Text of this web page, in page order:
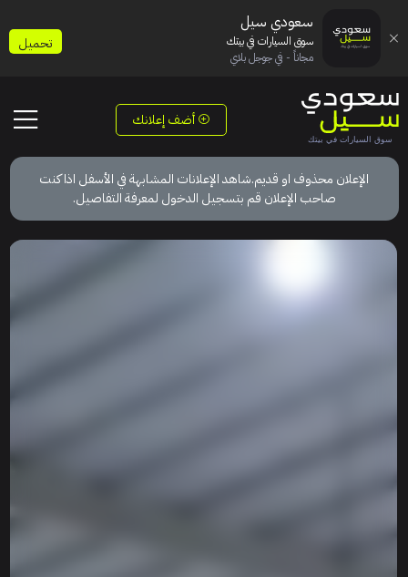
أضف إعلانك
الإعلان محذوف او قديم.شاهد الإعلانات المشابهة في الأسفل اذا كنت
صاحب الإعلان قم بتسجيل الدخول لمعرفة التفاصيل.
سعودي سيل
سوق السيارات في بيتك
مجاناً - في جوجل بلاي
تحميل